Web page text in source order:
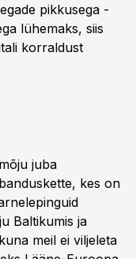
pikkusega -
lühemaks, siis
korraldust
juba
kes on
Baltikumis ja
meil ei viljeleta